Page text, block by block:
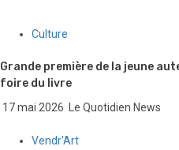
Culture
Grande première de la jeune
foire du livre
17 mai 2026 Le Quotidien News
Vendr'Art